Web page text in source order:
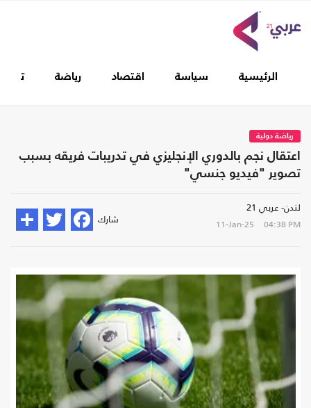
الرئيسية سياسة اقتصاد رياضة
رياضة دولية
اعتقال نجم بالدوري الإنجليزي في تدريبات فريقه بسبب
تصوير "فيديو جنسي"
لندن- عربي 21
11-Jan-25 04:38 PM شارك